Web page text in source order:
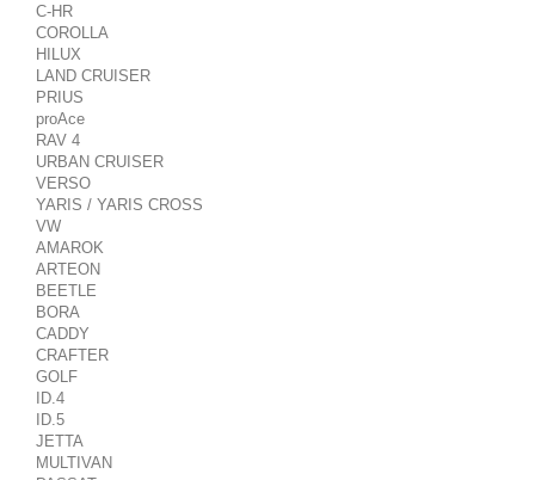
C-HR
COROLLA
HILUX
LAND CRUISER
PRIUS
proAce
RAV 4
URBAN CRUISER
VERSO
YARIS / YARIS CROSS
VW
AMAROK
ARTEON
BEETLE
BORA
CADDY
CRAFTER
GOLF
ID.4
ID.5
JETTA
MULTIVAN